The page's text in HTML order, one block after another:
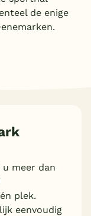
de enige
meer dan
plek.
eenvoudig